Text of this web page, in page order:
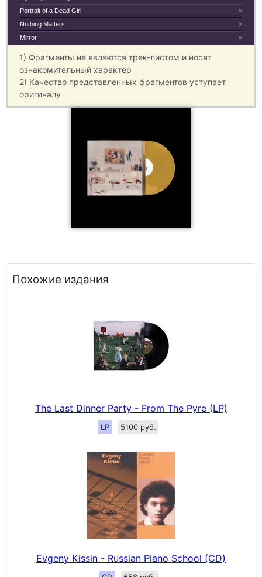
×
Portrait of a Dead Girl
×
Nothing Matters
×
Mirror
1) Фрагменты не являются трек-листом и носят
ознакомительный характер
2) Качество представленных фрагментов уступает
оригиналу
Похожие издания
The Last Dinner Party - From The Pyre (LP)
LP 5100 руб.
Evgeny Kissin - Russian Piano School (CD)